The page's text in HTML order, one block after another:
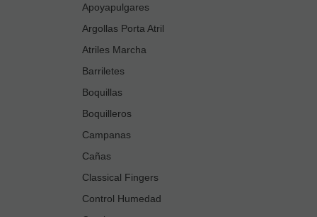
Apoyapulgares
Argollas Porta Atril
Atriles Marcha
Barriletes
Boquillas
Boquilleros
Campanas
Cañas
Classical Fingers
Control Humedad